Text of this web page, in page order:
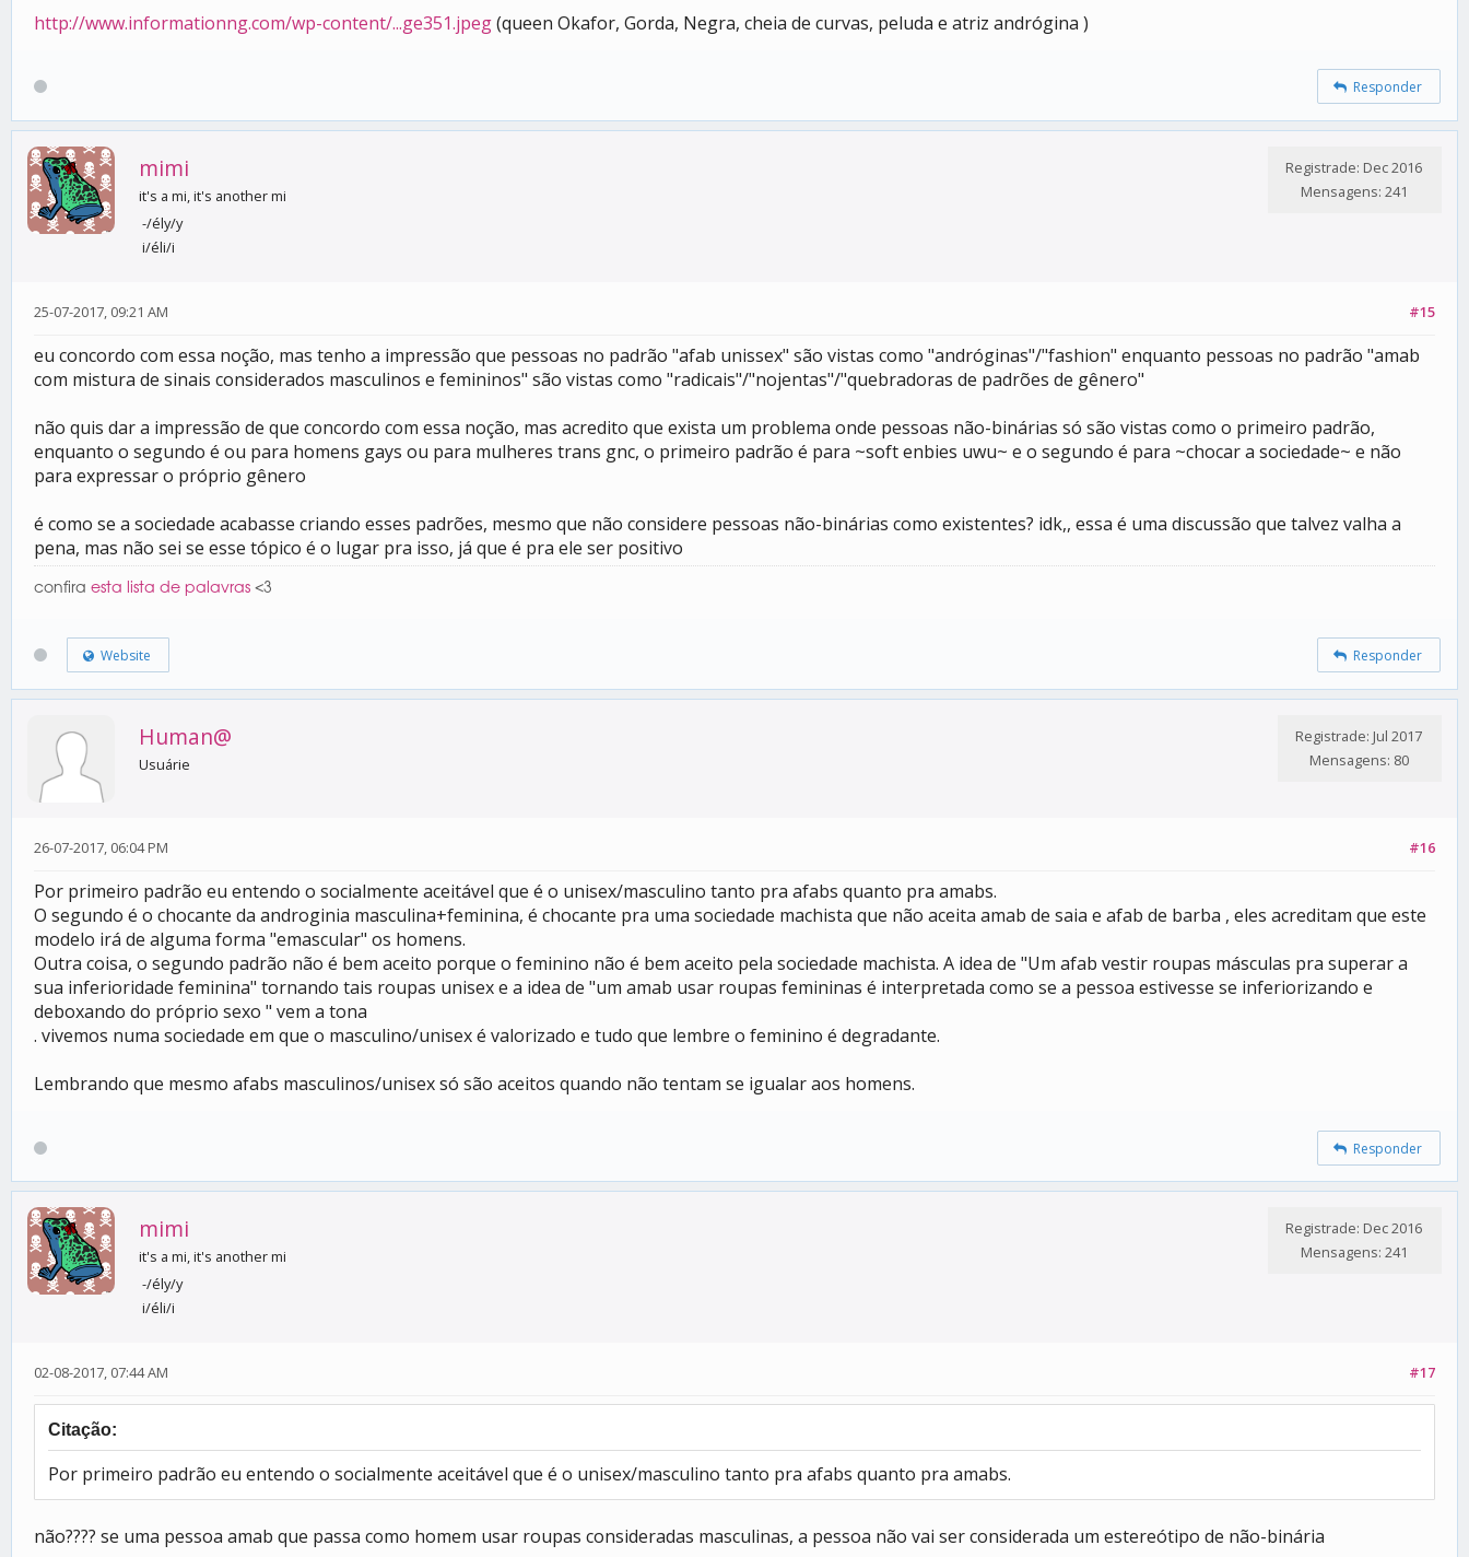
http://www.informationng.com/wp-content/...ge351.jpeg(queen Okafor, Gorda, Negra, cheia de curvas, peluda e atriz andrógina )
Responder
mimi
it's a mi, it's another mi
-/ély/y
i/éli/i
Registrade: Dec 2016
Mensagens: 241
#15
25-07-2017, 09:21 AM
eu concordo com essa noção, mas tenho a impressão que pessoas no padrão "afab unissex" são vistas como "andróginas"/"fashion" enquanto pessoas no padrão "amab
com mistura de sinais considerados masculinos e femininos" são vistas como "radicais"/"nojentas"/"quebradoras de padrões de gênero"
não quis dar a impressão de que concordo com essa noção, mas acredito que exista um problema onde pessoas não-binárias só são vistas como o primeiro padrão,
enquanto o segundo é ou para homens gays ou para mulheres trans gnc, o primeiro padrão é para ~soft enbies uwu~ e o segundo é para ~chocar a sociedade~ e não
para expressar o próprio gênero
é como se a sociedade acabasse criando esses padrões, mesmo que não considere pessoas não-binárias como existentes? idk,, essa é uma discussão que talvez valha a
pena, mas não sei se esse tópico é o lugar pra isso, já que é pra ele ser positivo
confira esta lista de palavras <3
Website Responder
Human@
Usuárie
Registrade: Jul 2017
Mensagens: 80
#16
26-07-2017, 06:04 PM
Por primeiro padrão eu entendo o socialmente aceitável que é o unisex/masculino tanto pra afabs quanto pra amabs.
O segundo é o chocante da androginia masculina+feminina, é chocante pra uma sociedade machista que não aceita amab de saia e afab de barba , eles acreditam que este
modelo irá de alguma forma "emascular" os homens.
Outra coisa, o segundo padrão não é bem aceito porque o feminino não é bem aceito pela sociedade machista. A idea de "Um afab vestir roupas másculas pra superar a
sua inferioridade feminina" tornando tais roupas unisex e a idea de "um amab usar roupas femininas é interpretada como se a pessoa estivesse se inferiorizando e
deboxando do próprio sexo " vem a tona
. vivemos numa sociedade em que o masculino/unisex é valorizado e tudo que lembre o feminino é degradante.
Lembrando que mesmo afabs masculinos/unisex só são aceitos quando não tentam se igualar aos homens.
Responder
mimi
it's a mi, it's another mi
-/ély/y
i/éli/i
Registrade: Dec 2016
Mensagens: 241
#17
02-08-2017, 07:44 AM
Citação:
Por primeiro padrão eu entendo o socialmente aceitável que é o unisex/masculino tanto pra afabs quanto pra amabs.
não???? se uma pessoa amab que passa como homem usar roupas consideradas masculinas, a pessoa não vai ser considerada um estereótipo de não-binária